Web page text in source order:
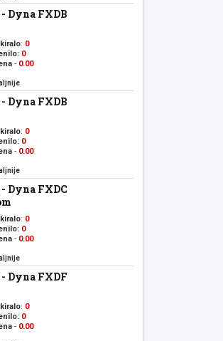
Dyna FXDB
: 0
0
- 0.00
Dyna FXDB
: 0
0
- 0.00
Dyna FXDC
: 0
0
- 0.00
Dyna FXDF
: 0
0
- 0.00